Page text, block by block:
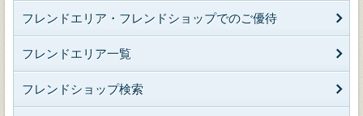
フレンドエリア・フレンドショップでのご優待
フレンドエリア一覧
フレンドショップ検索